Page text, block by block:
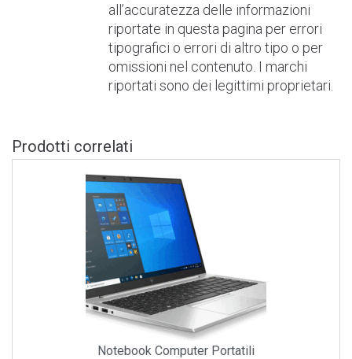
all’accuratezza delle informazioni
riportate in questa pagina per errori
tipografici o errori di altro tipo o per
omissioni nel contenuto. I marchi
riportati sono dei legittimi proprietari.
Prodotti correlati
Notebook Computer Portatili